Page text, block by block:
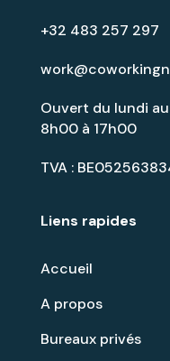
Liens rapides
Accueil
A propos
Bureaux privés
+32 483 257 297
Ouvert du lundi
8h00 à 17h00
TVA :